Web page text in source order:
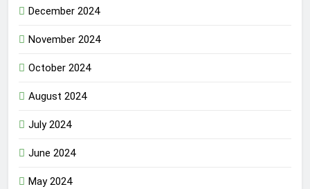
December 2024
November 2024
October 2024
August 2024
July 2024
June 2024
May 2024